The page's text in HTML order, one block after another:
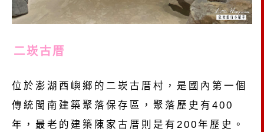
二崁古厝
位於澎湖西嶼鄉的二崁古厝村，是國內第一個
傳統閩南建築聚落保存區，聚落歷史有400
年，最老的建築陳家古厝則是有200年歷史。